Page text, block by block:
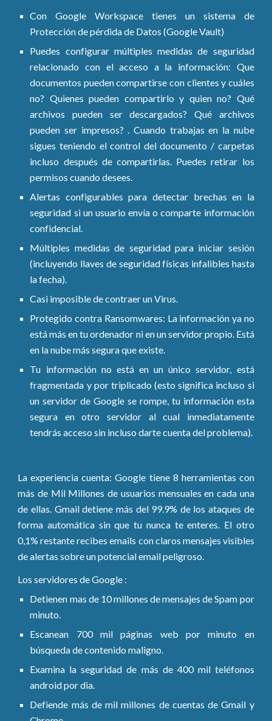
Con Google Workspace tienes un sistema de
Protección de pérdida de Datos (Google Vault)
Puedes configurar múltiples medidas de seguridad
relacionado con el acceso a la información: Que
documentos pueden compartirse con clientes y cuáles
no? Quienes pueden compartirlo y quien no? Qué
archivos pueden ser descargados? Qué archivos
pueden ser impresos? . Cuando trabajas en la nube
sigues teniendo el control del documento / carpetas
incluso después de compartirlas. Puedes retirar los
permisos cuando desees.
Alertas configurables para detectar brechas en la
seguridad si un usuario envía o comparte información
confidencial.
Múltiples medidas de seguridad para iniciar sesión
(incluyendo llaves de seguridad físicas infalibles hasta
la fecha).
Casi imposible de contraer un Virus.
Protegido contra Ransomwares: La información ya no
está más en tu ordenador ni en un servidor propio. Está
en la nube más segura que existe.
Tu información no está en un único servidor, está
fragmentada y por triplicado (esto significa incluso si
un servidor de Google se rompe, tu información esta
segura en otro servidor al cual inmediatamente
tendrás acceso sin incluso darte cuenta del problema).
La experiencia cuenta: Google tiene 8 herramientas con
más de Mil Millones de usuarios mensuales en cada una
de ellas. Gmail detiene más del 99.9% de los ataques de
forma automática sin que tu nunca te enteres. El otro
0,1% restante recibes emails con claros mensajes visibles
de alertas sobre un potencial email peligroso.
Los servidores de Google :
Detienen mas de 10 millones de mensajes de Spam por
minuto.
Escanean 700 mil páginas web por minuto en
búsqueda de contenido maligno.
Examina la seguridad de más de 400 mil teléfonos
android por dia.
Defiende más de mil millones de cuentas de Gmail y